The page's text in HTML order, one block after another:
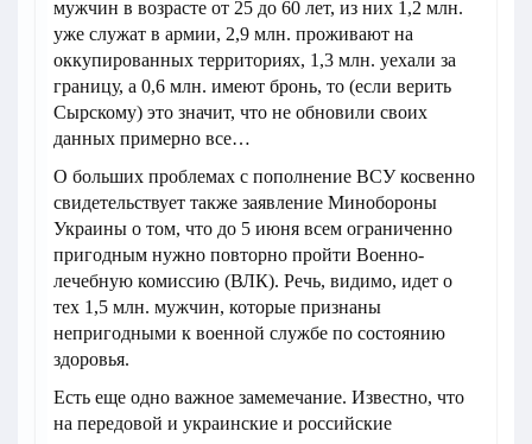
мужчин в возрасте от 25 до 60 лет, из них 1,2 млн.
уже служат в армии, 2,9 млн. проживают на
оккупированных территориях, 1,3 млн. уехали за
границу, а 0,6 млн. имеют бронь, то (если верить
Сырскому) это значит, что не обновили своих
данных примерно все…
О больших проблемах с пополнение ВСУ косвенно
свидетельствует также заявление Минобороны
Украины о том, что до 5 июня всем ограниченно
пригодным нужно повторно пройти Военно-
лечебную комиссию (ВЛК). Речь, видимо, идет о
тех 1,5 млн. мужчин, которые признаны
непригодными к военной службе по состоянию
здоровья.
Есть еще одно важное замемечание. Известно, что
на передовой и украинские и российские